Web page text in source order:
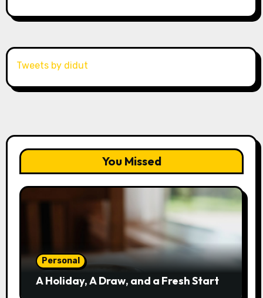
Tweets by didut
You Missed
Personal
A Holiday, A Draw, and a Fresh Start